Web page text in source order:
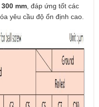
mm , đáp ứng tốt các
yêu cầu độ ổn định cao.